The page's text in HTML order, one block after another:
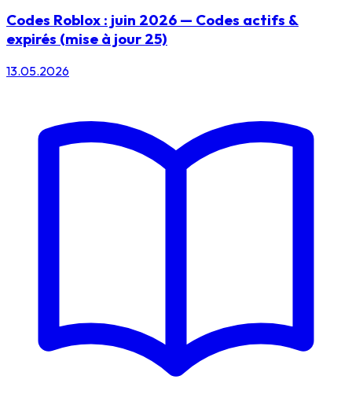
Codes Roblox : juin 2026 — Codes actifs &
expirés (mise à jour 25)
13.05.2026